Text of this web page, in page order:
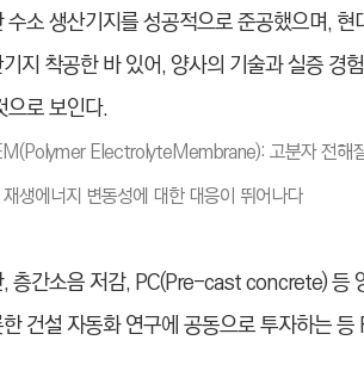
수소 생산기지를 성공적으로 준공했으며,
지 착공한 바 있어, 양사의 기술과 실증 경
으로 보인다.
ElectrolyteMembrane): 고분자 전해
생에너지 변동성에 대한 대응이 뛰어나다
층간소음 저감, PC(Pre-cast concrete) 등
건설 자동화 연구에 공동으로 투자하는